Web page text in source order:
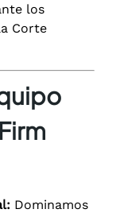
los
Corte
Dominamos